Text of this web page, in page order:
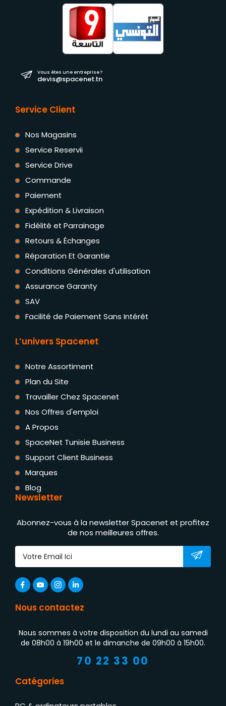
Vous êtes une entreprise ?
devis@spacenet.tn
Service Client
Nos Magasins
Service Reservii
Service Drive
Commande
Paiement
Expédition & Livraison
Fidélité et Parrainage
Retours & Échanges
Réparation Et Garantie
Conditions Générales d'utilisation
Assurance Garanty
SAV
Facilité de Paiement Sans Intérêt
L’univers Spacenet
Notre Assortiment
Plan du Site
Travailler Chez Spacenet
Nos Offres d'emploi
A Propos
SpaceNet Tunisie Business
Support Client Business
Marques
Blog
Newsletter
Abonnez-vous à la newsletter Spacenet et profitez
de nos meilleures offres.
Nous contactez
Nous sommes à votre disposition du lundi au samedi
de 08h00 à 19h00 et le dimanche de 09h00 à 15h00.
70 22 33 00
Catégories